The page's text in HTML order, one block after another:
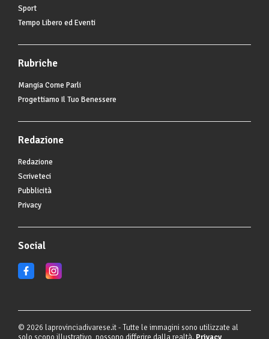
Sport
Tempo Libero ed Eventi
Rubriche
Mangia Come Parli
Progettiamo Il Tuo Benessere
Redazione
Redazione
Scriveteci
Pubblicità
Privacy
Social
© 2026 laprovinciadivarese.it - Tutte le immagini sono utilizzate al